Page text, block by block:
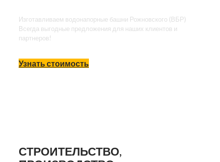
Изготавливаем водонапорные башни Рожновского (ВБР)
Всегда выгодные предложения для наших клиентов и
партнеров!
Узнать стоимость
СТРОИТЕЛЬСТВО,